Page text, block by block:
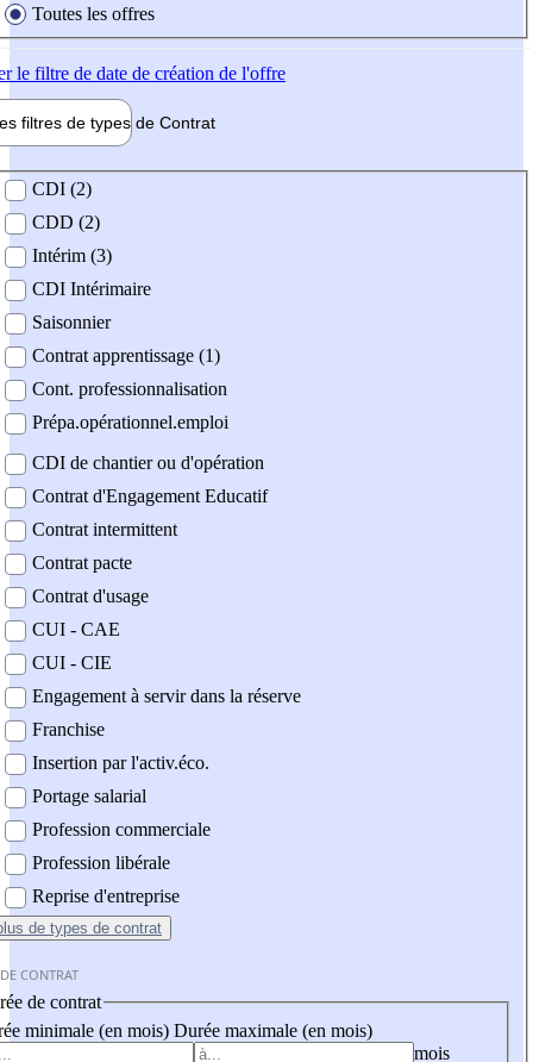
Toutes les offres
le filtre de date de création de l'offre
filtres de types de Contrat
contrat
CDI (2)
CDD (2)
Intérim (3)
CDI Intérimaire
Saisonnier
Contrat apprentissage (1)
Cont. professionnalisation
Prépa.opérationnel.emploi
CDI de chantier ou d'opération
Contrat d'Engagement Educatif
Contrat intermittent
Contrat pacte
Contrat d'usage
CUI - CAE
CUI - CIE
Engagement à servir dans la réserve
Franchise
Insertion par l'activ.éco.
Portage salarial
Profession commerciale
Profession libérale
Reprise d'entreprise
de types de contrat
CONTRAT
de contrat
minimale (en mois) Durée maximale (en mois)
mois